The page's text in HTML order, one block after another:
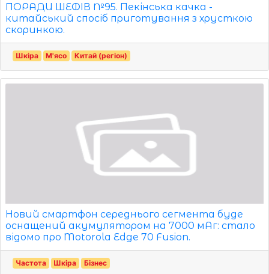
ПОРАДИ ШЕФІВ №95. Пекінська качка -
китайський спосіб приготування з хрусткою
скоринкою.
Шкіра М'ясо Китай (регіон)
Новий смартфон середнього сегмента буде
оснащений акумулятором на 7000 мАг: стало
відомо про Motorola Edge 70 Fusion.
Частота Шкіра Бізнес